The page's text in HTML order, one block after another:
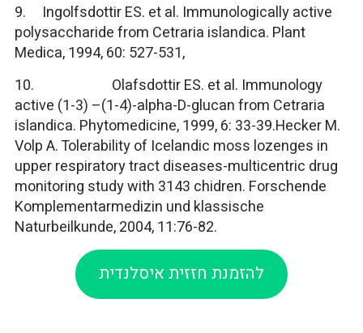
9. Ingolfsdottir ES. et al. Immunologically active
polysaccharide from Cetraria islandica. Plant
Medica, 1994, 60: 527-531,
10. Olafsdottir ES. et al. Immunology
active (1-3) –(1-4)-alpha-D-glucan from Cetraria
islandica. Phytomedicine, 1999, 6: 33-39.Hecker M.
Volp A. Tolerability of Icelandic moss lozenges in
upper respiratory tract diseases-multicentric drug
monitoring study with 3143 chidren. Forschende
Komplementarmedizin und klassische
Naturbeilkunde, 2004, 11:76-82.
להזמנת חזזית איסלנדית